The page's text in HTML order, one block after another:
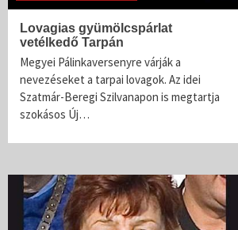
Lovagias gyümölcspárlat
vetélkedő Tarpán
Megyei Pálinkaversenyre várják a
nevezéseket a tarpai lovagok. Az idei
Szatmár-Beregi Szilvanapon is megtartja
szokásos Új…
rendezvényei
Szilvavirágzás ünnepe.
Beregi Pálinka Lovagrend szombaton
szokásos szilvavirágzás ünnepét. Mint ahogy
teszik, ezúttal is Tivadarnál a tiszai vízmérőnél
meg a szőke...